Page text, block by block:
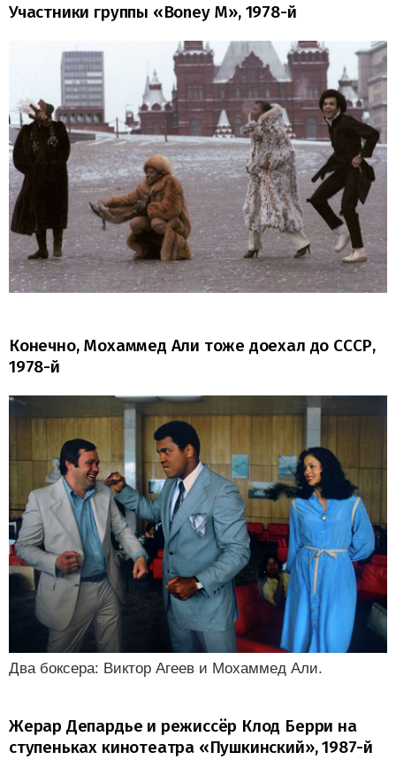
Участники группы «Boney M», 1978-й
Конечно, Мохаммед Али тоже доехал до СССР,
1978-й
Два боксера: Виктор Агеев и Мохаммед Али.
Жерар Депардье и режиссёр Клод Берри на
ступеньках кинотеатра «Пушкинский», 1987-й